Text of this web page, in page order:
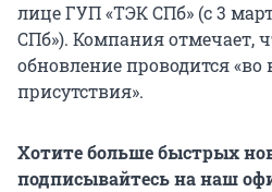
лице ГУП «ТЭК СПб» (с 3
СПб»). Компания отмечает,
обновление проводится «во
присутствия».
Хотите больше быстрых
подписывайтесь на наш